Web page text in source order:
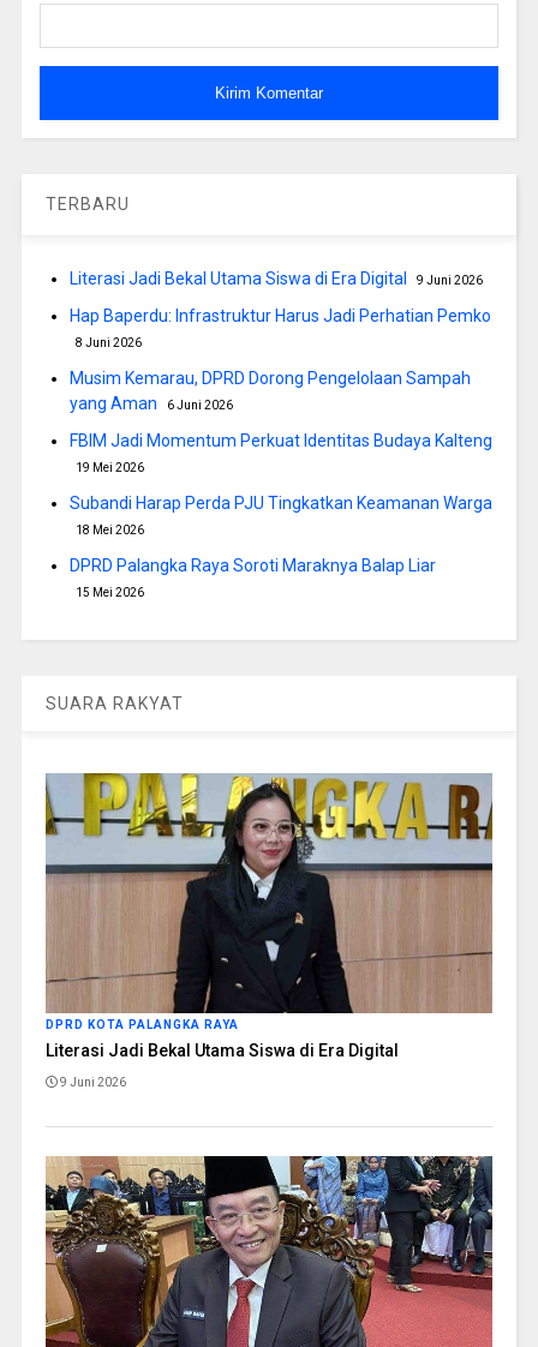
TERBARU
Literasi Jadi Bekal Utama Siswa di Era Digital 9 Juni 2026
Hap Baperdu: Infrastruktur Harus Jadi Perhatian Pemko
8 Juni 2026
Musim Kemarau, DPRD Dorong Pengelolaan Sampah
yang Aman
6 Juni 2026
FBIM Jadi Momentum Perkuat Identitas Budaya Kalteng
19 Mei 2026
Subandi Harap Perda PJU Tingkatkan Keamanan Warga
18 Mei 2026
DPRD Palangka Raya Soroti Maraknya Balap Liar
15 Mei 2026
SUARA RAKYAT
DPRD KOTA PALANGKA RAYA
Literasi Jadi Bekal Utama Siswa di Era Digital
9 Juni 2026